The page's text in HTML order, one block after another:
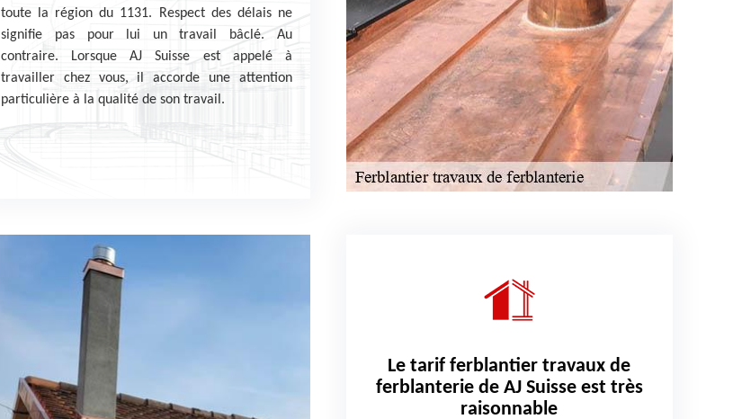
toute la région du 1131. Respect des délais ne
signifie pas pour lui un travail bâclé. Au
contraire. Lorsque AJ Suisse est appelé à
travailler chez vous, il accorde une attention
particulière à la qualité de son travail.
Le tarif ferblantier travaux de
ferblanterie de AJ Suisse est très
raisonnable